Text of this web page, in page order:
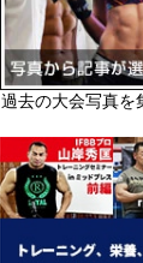
過去の大会写真を